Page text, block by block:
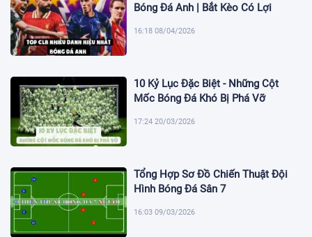
Bóng Đá Anh | Bắt Kèo Có Lợi
16:18 08/04/2026
10 Kỷ Lục Đặc Biệt - Những Cột
Mốc Bóng Đá Khó Bị Phá Vỡ
17:24 20/03/2026
Tổng Hợp Sơ Đồ Chiến Thuật Đội
Hình Bóng Đá Sân 7
16:03 09/03/2026